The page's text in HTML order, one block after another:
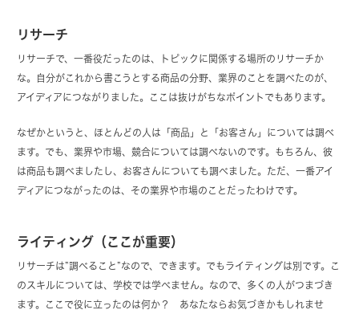
リサーチ
リサーチで、一番役だったのは、トピックに関係する場所のリサーチか
な。自分がこれから書こうとする商品の分野、業界のことを調べたのが、
アイディアにつながりました。ここは抜けがちなポイントでもあります。
なぜかというと、ほとんどの人は「商品」と「お客さん」については調べ
ます。でも、業界や市場、競合については調べないのです。もちろん、彼
は商品も調べましたし、お客さんについても調べました。ただ、一番アイ
ディアにつながったのは、その業界や市場のことだったわけです。
ライティング（ここが重要）
リサーチは”調べること”なので、できます。でもライティングは別です。こ
のスキルについては、学校では学べません。なので、多くの人がつまづき
ます。ここで役に立ったのは何か？ あなたならお気づきかもしれませ